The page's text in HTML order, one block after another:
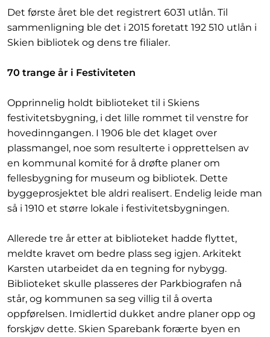
Det første året ble det registrert 6031 utlån. Til
sammenligning ble det i 2015 foretatt 192 510 utlån i
Skien bibliotek og dens tre filialer.
70 trange år i Festiviteten
Opprinnelig holdt biblioteket til i Skiens
festivitetsbygning, i det lille rommet til venstre for
hovedinngangen. I 1906 ble det klaget over
plassmangel, noe som resulterte i opprettelsen av
en kommunal komité for å drøfte planer om
fellesbygning for museum og bibliotek. Dette
byggeprosjektet ble aldri realisert. Endelig leide man
så i 1910 et større lokale i festivitetsbygningen.
Allerede tre år etter at biblioteket hadde flyttet,
meldte kravet om bedre plass seg igjen. Arkitekt
Karsten utarbeidet da en tegning for nybygg.
Biblioteket skulle plasseres der Parkbiografen nå
står, og kommunen sa seg villig til å overta
oppførelsen. Imidlertid dukket andre planer opp og
forskjøv dette. Skien Sparebank forærte byen en